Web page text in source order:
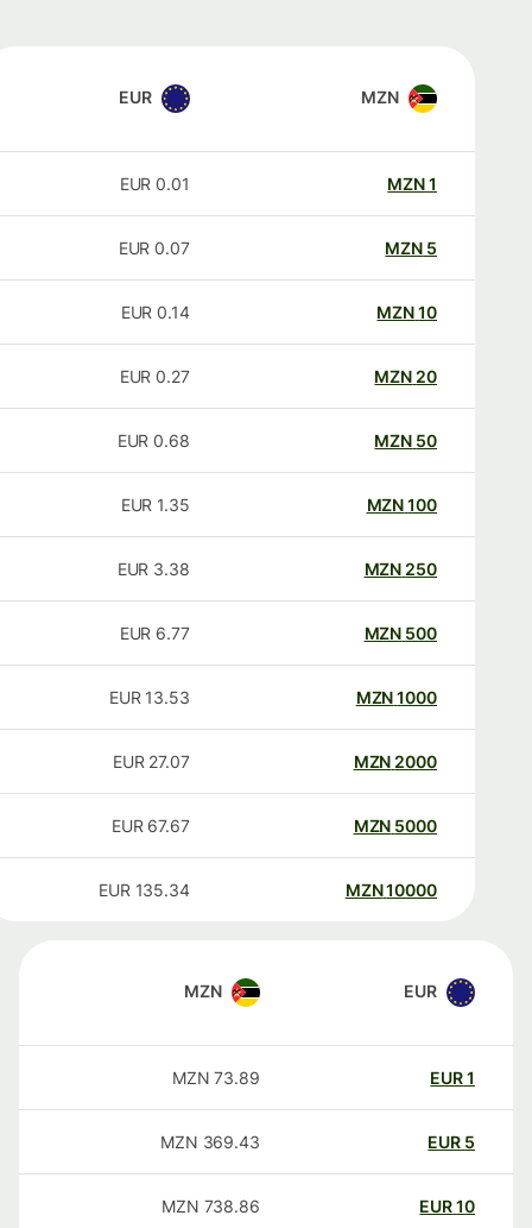
MZN
EUR
MZN
0.01
EUR
MZN
0.07
EUR
MZN
0.14
EUR
20
MZN
0.27
EUR
50
MZN
0.68
EUR
100
MZN
1.35
EUR
250
MZN
3.38
EUR
500
MZN
6.77
EUR
1000
MZN
13.53
EUR
2000
MZN
27.07
EUR
5000
MZN
67.67
EUR
10000
MZN
135.34
EUR
EUR
MZN
EUR
73.89
MZN
EUR
369.43
MZN
EUR
738.86
MZN